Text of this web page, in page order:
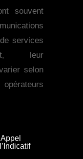
souvent
services
leur
selon